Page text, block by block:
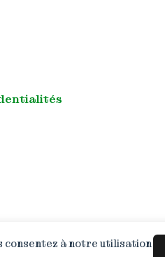
consentez à notre utilisation